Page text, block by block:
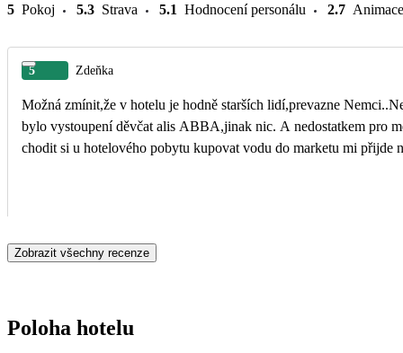
5 Pokoj 5.3 Strava 5.1 Hodnocení personálu 2.7 Animace
5 Zdeňka
Možná zmínit,že v hotelu je hodně starších lidí,prevazne
bylo vystoupení děvčat alis ABBA,jinak nic. A nedostatkem pro
chodit si u hotelového pobytu kupovat vodu do marketu mi přijde
Zobrazit všechny recenze
Poloha hotelu